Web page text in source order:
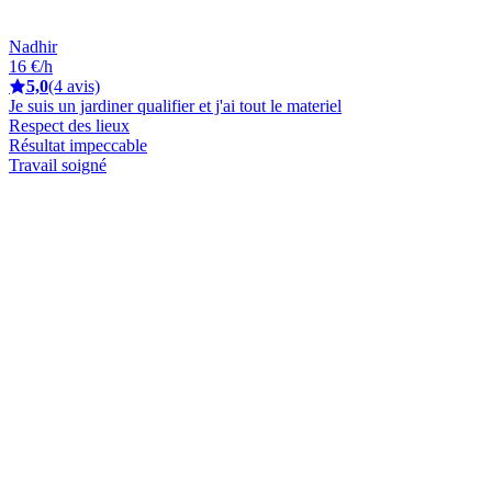
Nadhir
16 €/h
5,0(4 avis)
Je suis un jardiner qualifier et j'ai tout le materiel
Respect des lieux
Résultat impeccable
Travail soigné